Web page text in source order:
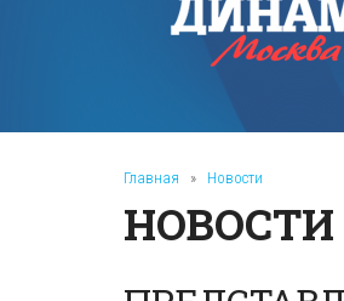
Главная » Новости
НОВОСТИ